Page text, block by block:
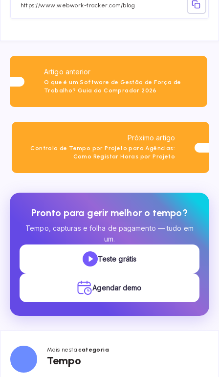
Artigo anterior
O que é um Software de Gestão de Força de
Trabalho? Guia do Comprador 2026
Próximo artigo
Controlo de Tempo por Projeto para Agências:
Como Registar Horas por Projeto
Pronto para gerir melhor o tempo?
Tempo, capturas e folha de pagamento — tudo em
um.
Teste grátis
Agendar demo
Mais nestacategoria
Tempo
Tempo